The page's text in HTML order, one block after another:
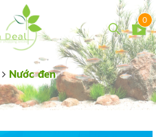
0
Nước đen